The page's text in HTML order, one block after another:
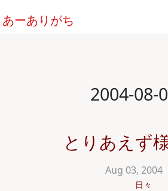
あーありがち
2004-08-
とりあえず
Aug 03, 2004
日々